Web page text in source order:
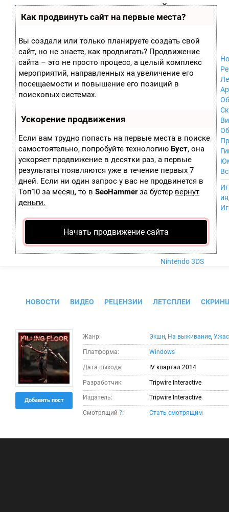
Как продвинуть сайт на первые места?
Вы создали или только планируете создать свой
сайт, но не знаете, как продвигать? Продвижение
сайта – это не просто процесс, а целый комплекс
мероприятий, направленных на увеличение его
посещаемости и повышение его позиций в
поисковых системах.
Ускорение продвижения
Если вам трудно попасть на первые места в поиске
самостоятельно, попробуйте технологию Буст, она
ускоряет продвижение в десятки раз, а первые
результаты появляются уже в течение первых 7
дней. Если ни один запрос у вас не продвинется в
Топ10 за месяц, то в SeoHammerза бустер вернут
деньги.
Начать продвижение сайта
играх
ла
ор
м
ы
Xbox 360
Nintendo Wii
Nintendo
GameCube
PlayStation
PlayStation 2
Portable
Nintendo DS
Android
iOS
MacOS
Sega Mega Drive
Mobile
Nintendo Wii U
Nintendo 3DS
НОВОСТИ ВИДЕО РЕЦЕНЗИИ ЛЕТСПЛЕИ
Жанр: Экшн, На выживание,
Платформа: Windows
Дата выхода: IV квартал 2014
Разработчик: Tripwire Interactive
Издатель: Tripwire Interactive
Смотрящий ?: Стать смотрящим
Добавить пост